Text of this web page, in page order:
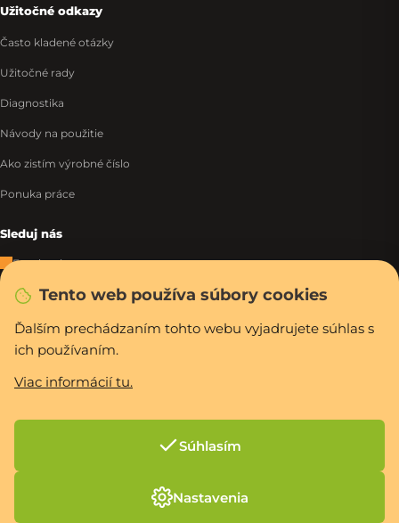
Tento web používa súbory cookies
Ďalším prechádzaním tohto webu vyjadrujete súhlas s
ich používaním.
Viac informácií tu.
Súhlasím
Nastavenia
Užitočné odkazy
Často kladené otázky
Užitočné rady
Diagnostika
Návody na použitie
Ako zistím výrobné číslo
Ponuka práce
Sleduj nás
Facebook
Instagram
Tiktok
WhatsApp
PCexpres.sk. Všetky práva vyhradené.